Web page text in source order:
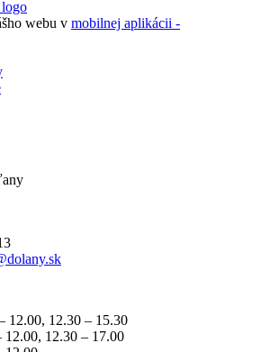
webu v mobilnej aplikácii -
12.00, 12.30 – 15.30
12.30 – 17.00